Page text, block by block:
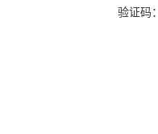
验证码：